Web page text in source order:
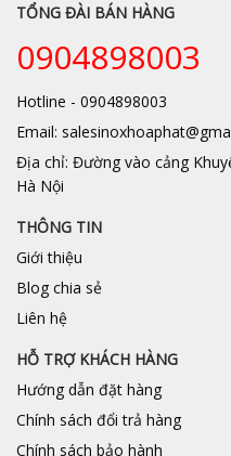
TỔNG ĐÀI BÁN HÀNG
0904898003
Hotline - 0904898003
Email:
Địa chỉ: Đường vào cảng
Hà Nội
THÔNG TIN
Giới thiệu
Blog chia sẻ
Liên hệ
HỖ TRỢ KHÁCH HÀNG
Hướng dẫn đặt hàng
Chính sách đổi trả hàng
Chính sách bảo hành